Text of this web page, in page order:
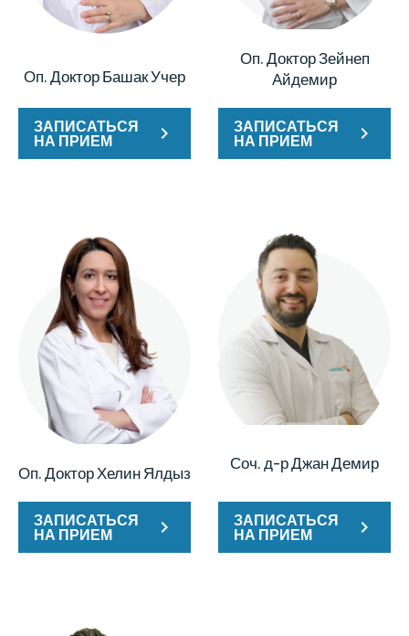
Оп. Доктор Башак Учер
ЗАПИСАТЬСЯ
НА ПРИЕМ
Оп. Доктор Зейнеп
Айдемир
ЗАПИСАТЬСЯ
НА ПРИЕМ
Оп. Доктор Хелин Ялдыз
ЗАПИСАТЬСЯ
НА ПРИЕМ
Соч. д-р Джан Демир
ЗАПИСАТЬСЯ
НА ПРИЕМ